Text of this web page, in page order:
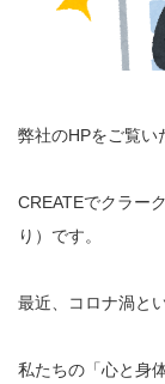
弊社のHPをご覧い
CREATEでクラー
り）です。
最近、コロナ渦と
私たちの「心と身